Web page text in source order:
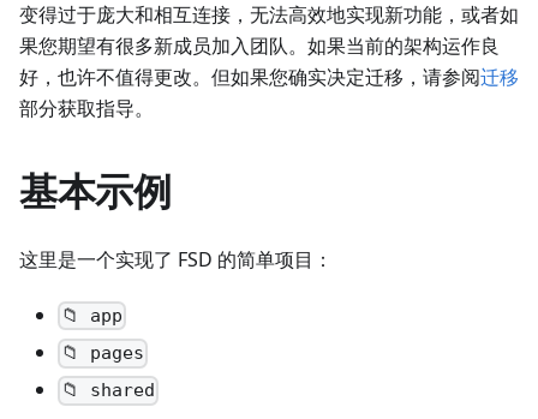
变得过于庞大和相互连接，无法高效地实现新功能，或者如
果您期望有很多新成员加入团队。如果当前的架构运作良
好，也许不值得更改。但如果您确实决定迁移，请参阅迁移
部分获取指导。
基本示例
这里是一个实现了 FSD 的简单项目：
📁 app
📁 pages
📁 shared